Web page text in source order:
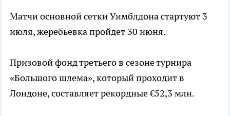
Матчи основной сетки Уимблдона стартуют 3
июля, жеребьевка пройдет 30 июня.
Призовой фонд третьего в сезоне турнира
«Большого шлема», который проходит в
Лондоне, составляет рекордные €52,3 млн.